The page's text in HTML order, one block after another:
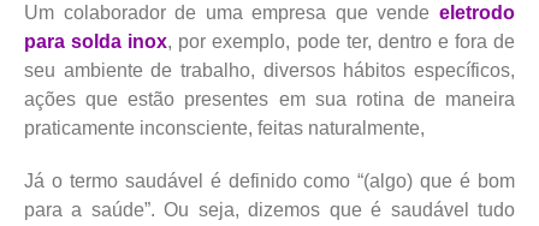
Um colaborador de uma empresa que vende eletrodo
para solda inox, por exemplo, pode ter, dentro e fora de
seu ambiente de trabalho, diversos hábitos específicos,
ações que estão presentes em sua rotina de maneira
praticamente inconsciente, feitas naturalmente,
Já o termo saudável é definido como “(algo) que é bom
para a saúde”. Ou seja, dizemos que é saudável tudo